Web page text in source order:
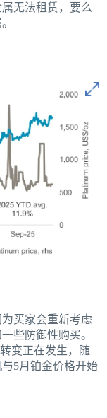
无法租赁，要么
买家会重新考虑
些防御性购买。
变正在发生，随
5月铂金价格开始